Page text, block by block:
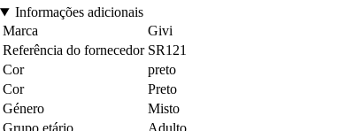
Informações adicionais
Marca
Givi
Referência do fornecedor SR121
Cor
preto
Cor
Preto
Género
Misto